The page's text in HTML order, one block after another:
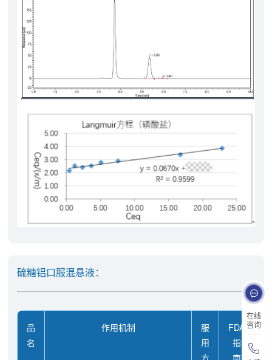
在线
咨询
硫糖铝口服混悬液：
品
名
作用机制
服
用
FDA
指